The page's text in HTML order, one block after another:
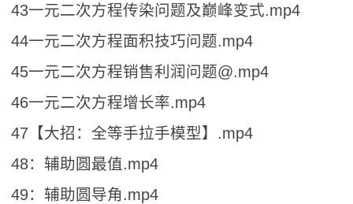
43一元二次方程传染问题及巅峰变式.mp4
44一元二次方程面积技巧问题.mp4
45一元二次方程销售利润问题@.mp4
46一元二次方程增长率.mp4
47【大招：全等手拉手模型】.mp4
48：辅助圆最值.mp4
49：辅助圆导角.mp4